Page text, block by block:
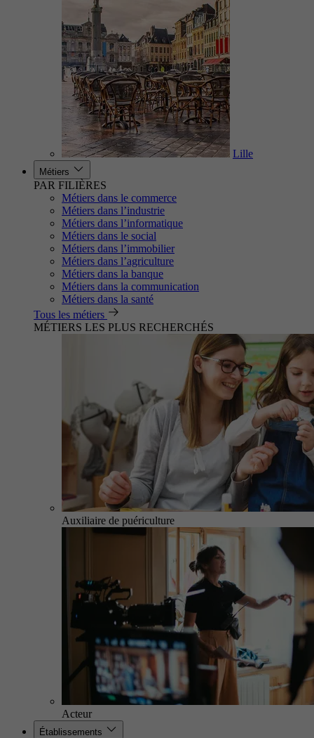
Lille
Métiers
PAR FILIÈRES
Métiers dans le commerce
Métiers dans l’industrie
Métiers dans l’informatique
Métiers dans le social
Métiers dans l’immobilier
Métiers dans l’agriculture
Métiers dans la banque
Métiers dans la communication
Métiers dans la santé
Tous les métiers
MÉTIERS LES PLUS RECHERCHÉS
Auxiliaire de puériculture
Acteur
Établissements